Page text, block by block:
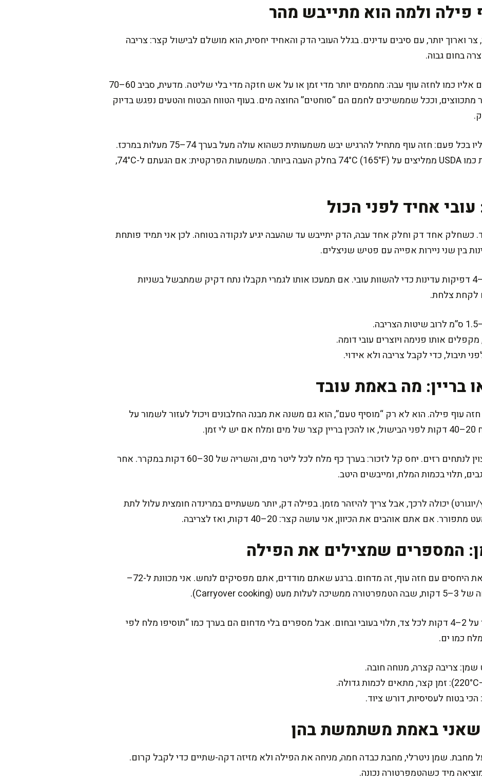
פילה ולמה הוא מתייבש מהר
וארוך יותר, עם סיבים עדינים. בגלל העובי הדק והאחיד יחסית, הוא מושלם לבישול קצר: צריבה
בחום גבוה.
הבעיה מתחילה כשמתייחסים אליו כמו לחזה עוף עבה: מחממים יותר מדי זמן או על אש חזקה מדי בלי שליטה. מדעית, סביב 60–70
מתכווצים, וככל שממשיכים לחמם הם “סוחטים” החוצה מים. בעוף הטווח הבטוח והטעים נפגש בדיוק
נתון שימושי שאני חוזרת אליו בכל פעם: חזה עוף מתחיל להרגיש יבש משמעותית כשהוא עולה מעל בערך 74–75 מעלות במרכז.
מבחינת בטיחות, גופי בריאות כמו USDA ממליצים על 74°C (165°F) בחלק העבה ביותר. המשמעות הפרקטית: אם הגעתם ל-74°C,
אחיד לפני הכול
כשחלק אחד דק וחלק אחד עבה, הדק יתייבש עד שהעבה יגיע לנקודה בטוחה. לכן אני תמיד פותחת
בין שני ניירות אפייה עם פטיש שניצלים.
במיוחד בפילה, מספיקים 3–4 דפיקות עדינות כדי להשוות עובי. אם תמעכו אותו לגמרי תקבלו נתח דקיק שמתבשל בשניות
לקחת צלחת.
אותו פנימה ויוצרים עובי דומה.
תיבול, כדי לקבל צריבה ולא אידוי.
בריין: מה באמת עובד
עוף פילה. הוא לא רק “מוסיף טעם”, הוא גם משנה את מבנה החלבונים ויכול לעזור לשמור על
בריין (תמיסת מלח) עובד מצוין לנתחים רזים. יחס קל לזכור: בערך כף מלח לכל ליטר מים, והשריה של 30–60 דקות במקרר. אחר
תלוי בכמות המלח, ומייבשים היטב.
יוגורט) יכולה לרכך, אבל צריך להיזהר מזמן. בפילה דק, יותר משעתיים במרינדה חומצית עלול לתת
אם אתם אוהבים את הכיוון, אני עושה קצר: 20–40 דקות, ואז לצריבה.
המספרים שמצילים את הפילה
אם יש כלי אחד ששינה לי את היחסים עם חזה עוף, זה מדחום. ברגע שאתם מודדים, אתם מפסיקים לנחש. אני מכוונת ל-72–
בצריבה במחבת, לרוב מדובר על 2–4 דקות לכל צד, תלוי בעובי ובחום. אבל מספרים בלי מדחום הם בערך כמו “תוסיפו מלח לפי
כמו ים.
צריבה קצרה, מנוחה חובה.
הכי בטוח לעסיסיות, דורש ציוד.
שאני באמת משתמשת בהן
מחבת. שמן ניטרלי, מחבת כבדה חמה, מניחה את הפילה ולא מזיזה דקה-שתיים כדי לקבל קרום.
מיד כשהטמפרטורה נכונה.